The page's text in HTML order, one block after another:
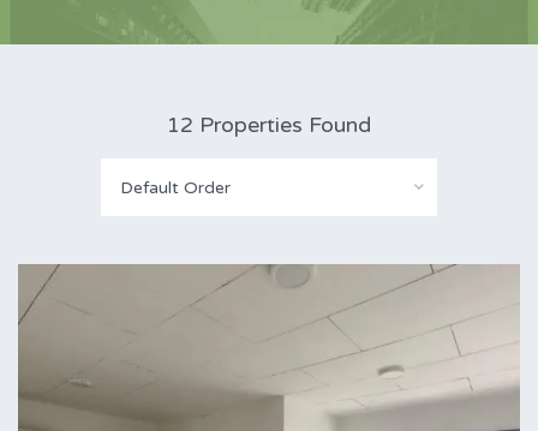
12 Properties Found
Default Order